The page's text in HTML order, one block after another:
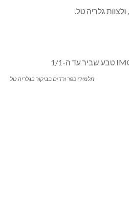
גלריה טל.
תלמידי כפר ורדים בביקור בגלריה טל